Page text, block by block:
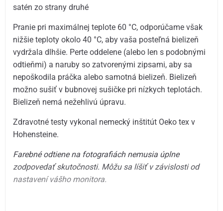
satén zo strany druhé
Pranie pri maximálnej teplote 60 °C, odporúčame však
nižšie teploty okolo 40 °C, aby vaša posteľná bielizeň
vydržala dlhšie. Perte oddelene (alebo len s podobnými
odtieňmi) a naruby so zatvorenými zipsami, aby sa
nepoškodila práčka alebo samotná bielizeň. Bielizeň
možno sušiť v bubnovej sušičke pri nízkych teplotách.
Bielizeň nemá nežehlivú úpravu.
Zdravotné testy vykonal nemecký inštitút Oeko tex v
Hohensteine.
Farebné odtiene na fotografiách nemusia úplne
zodpovedať skutočnosti. Môžu sa líšiť v závislosti od
nastavení vášho monitora.